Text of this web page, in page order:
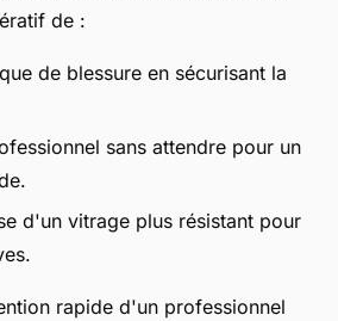
de :
de blessure en sécurisant la
sans attendre pour un
d'un vitrage plus résistant pour
rapide d'un professionnel